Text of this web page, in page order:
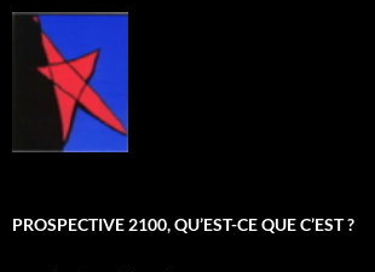
PROSPECTIVE 2100, QU’EST-CE QUE C’EST ?